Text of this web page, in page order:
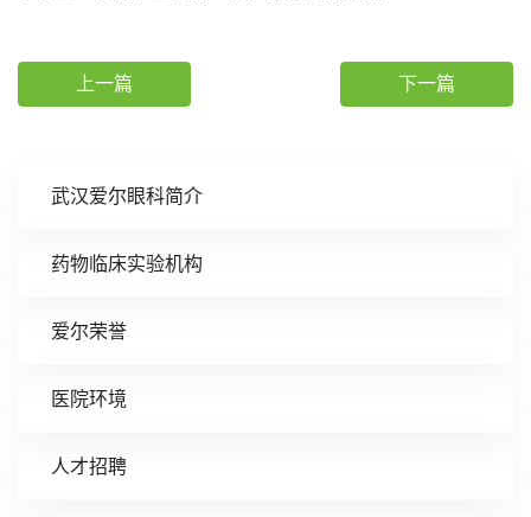
武汉爱尔眼科简介
药物临床实验机构
爱尔荣誉
医院环境
人才招聘
上一篇 下一篇